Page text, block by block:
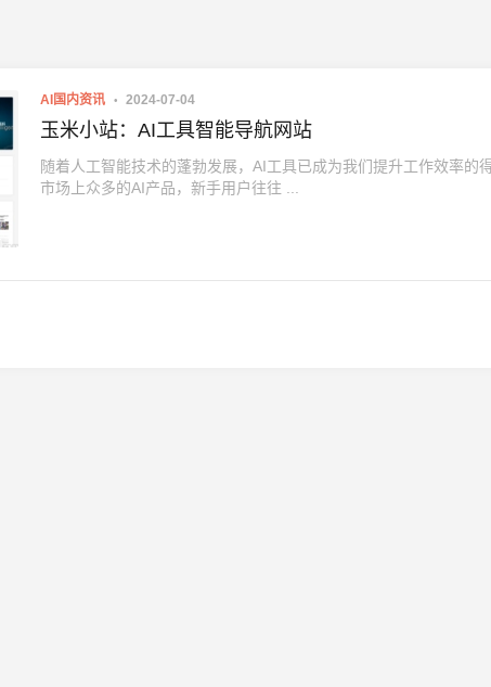
AI国内资讯 2024-07-04
玉米小站：AI工具智能导航网站
随着人工智能技术的蓬勃发展，AI工具已成为我们提升工作效率的
市场上众多的AI产品，新手用户往往 ...